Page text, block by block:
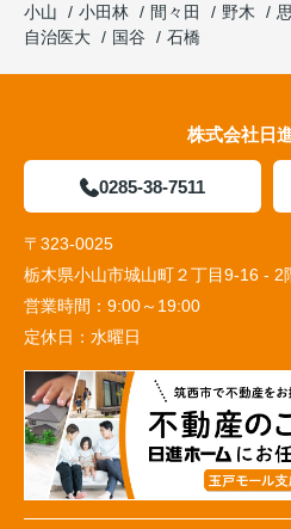
小山
小田林 間々田 野木
自治医大
国谷 石橋
株式会社日
0285-38-7511
〒323-0025
栃木県小山市城山町２丁目9-16 - 2
営業時間： 9:00～19:00
定休日： 水曜日